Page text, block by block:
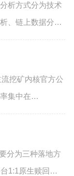
析方式分为技术
、链上数据分
及宏观经济
挖矿内核官方公
集中在
定制改
分为三种落地方
1:1原生赎回兑